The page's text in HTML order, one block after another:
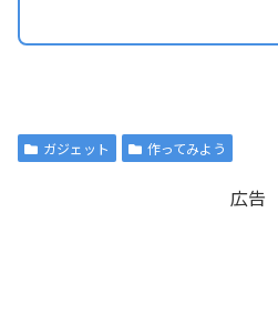
ガジェット 作ってみよう
広告